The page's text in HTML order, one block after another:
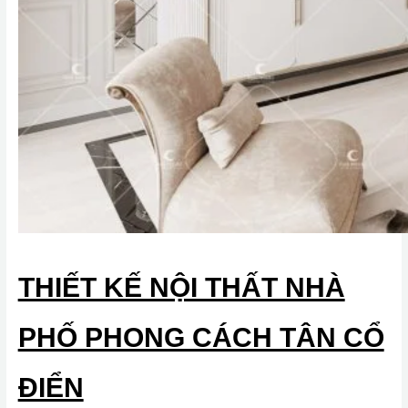
THIẾT KẾ NỘI THẤT NHÀ
PHỐ PHONG CÁCH TÂN CỔ
ĐIỂN